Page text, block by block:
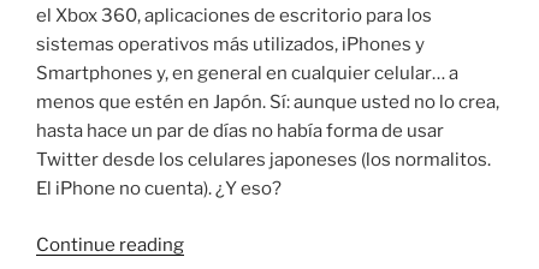
el Xbox 360, aplicaciones de escritorio para los
sistemas operativos más utilizados, iPhones y
Smartphones y, en general en cualquier celular… a
menos que estén en Japón. Sí: aunque usted no lo crea,
hasta hace un par de días no había forma de usar
Twitter desde los celulares japoneses (los normalitos.
El iPhone no cuenta). ¿Y eso?
Continue reading“Twitter